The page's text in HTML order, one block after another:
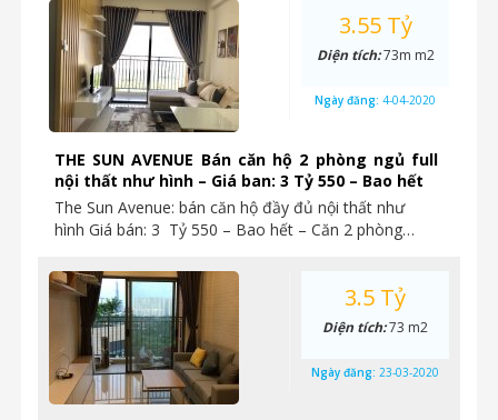
THE SUN AVENUE Bán căn hộ 2 phòng ngủ full
nội thất như hình – Giá ban: 3 Tỷ 550 – Bao hết
The Sun Avenue: bán căn hộ đầy đủ nội thất như
hình Giá bán: 3 Tỷ 550 – Bao hết – Căn 2 phòng…
3.55 Tỷ
Diện tích:73m m2
Ngày đăng: 4-04-2020
3.5 Tỷ
Diện tích:73 m2
Ngày đăng: 23-03-2020